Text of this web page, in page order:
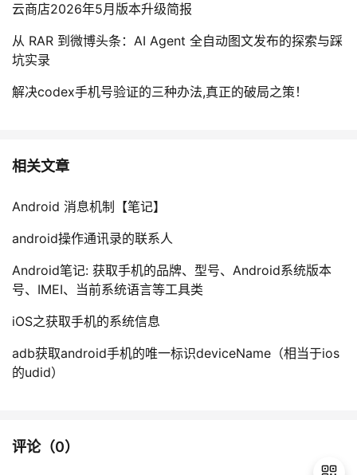
云商店2026年5月版本升级简报
从 RAR 到微博头条：AI Agent 全自动图文发布的探索与踩
坑实录
解决codex手机号验证的三种办法,真正的破局之策！
相关文章
Android 消息机制【笔记】
android操作通讯录的联系人
Android笔记: 获取手机的品牌、型号、Android系统版本
号、IMEI、当前系统语言等工具类
iOS之获取手机的系统信息
adb获取android手机的唯一标识deviceName（相当于ios
的udid）
评论（0）